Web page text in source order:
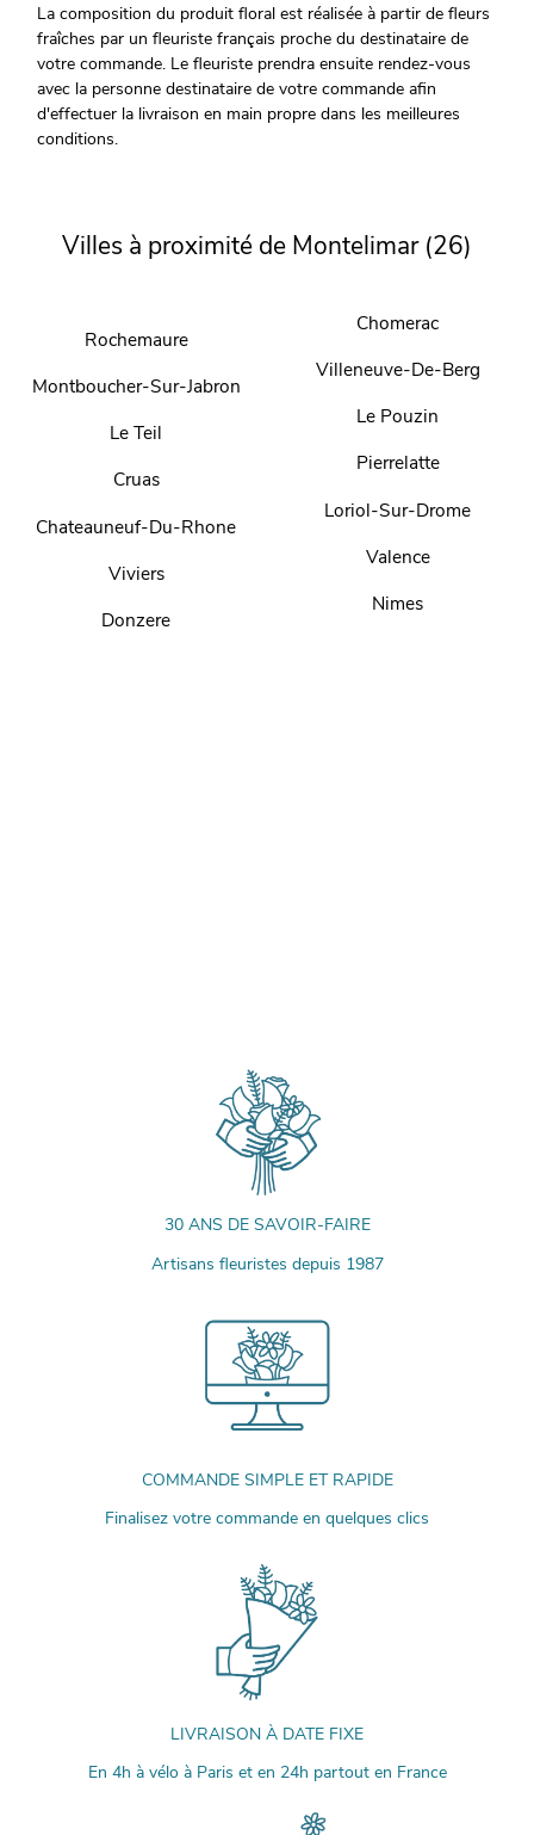
La composition du produit floral est réalisée à partir de fleurs
fraîches par un fleuriste français proche du destinataire de
votre commande. Le fleuriste prendra ensuite rendez-vous
avec la personne destinataire de votre commande afin
d'effectuer la livraison en main propre dans les meilleures
conditions.
Villes à proximité de Montelimar (26)
Rochemaure
Montboucher-Sur-Jabron
Le Teil
Cruas
Chateauneuf-Du-Rhone
Viviers
Donzere
Chomerac
Villeneuve-De-Berg
Le Pouzin
Pierrelatte
Loriol-Sur-Drome
Valence
Nimes
30 ANS DE SAVOIR-FAIRE
Artisans fleuristes depuis 1987
COMMANDE SIMPLE ET RAPIDE
Finalisez votre commande en quelques clics
LIVRAISON À DATE FIXE
En 4h à vélo à Paris et en 24h partout en France